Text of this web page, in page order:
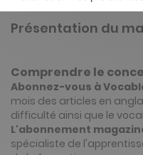
Présentation du
Comprendre le
Abonnez-vous à
mois des articles en
difficulté ainsi que le
L'abonnement
spécialiste de